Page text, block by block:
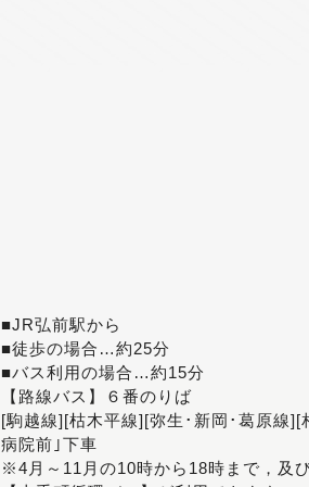
■JR弘前駅から
■徒歩の場合…約25分
■バス利用の場合…約15分
【路線バス】６番のりば
[駒越線][枯木平線][弥生･新岡･葛原線
病院前｣下車
※4月～11月の10時から18時まで，及